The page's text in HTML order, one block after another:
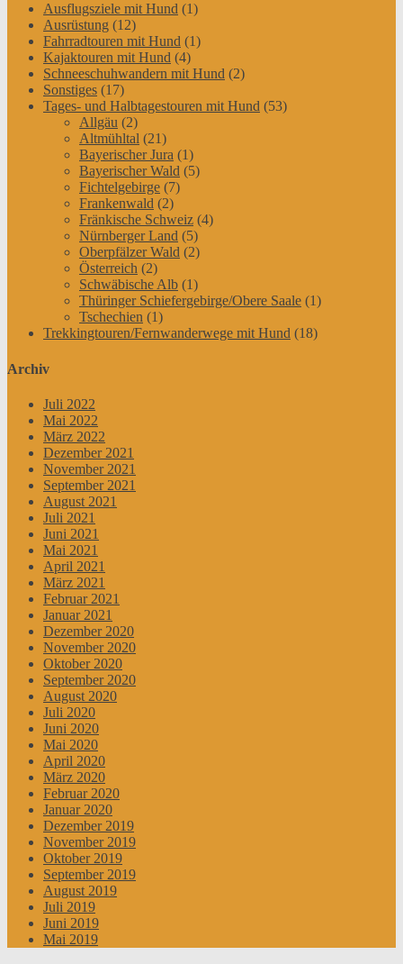
Ausflugsziele mit Hund (1)
Ausrüstung (12)
Fahrradtouren mit Hund (1)
Kajaktouren mit Hund (4)
Schneeschuhwandern mit Hund (2)
Sonstiges (17)
Tages- und Halbtagestouren mit Hund (53)
Allgäu (2)
Altmühltal (21)
Bayerischer Jura (1)
Bayerischer Wald (5)
Fichtelgebirge (7)
Frankenwald (2)
Fränkische Schweiz (4)
Nürnberger Land (5)
Oberpfälzer Wald (2)
Österreich (2)
Schwäbische Alb (1)
Thüringer Schiefergebirge/Obere Saale (1)
Tschechien (1)
Trekkingtouren/Fernwanderwege mit Hund (18)
Archiv
Juli 2022
Mai 2022
März 2022
Dezember 2021
November 2021
September 2021
August 2021
Juli 2021
Juni 2021
Mai 2021
April 2021
März 2021
Februar 2021
Januar 2021
Dezember 2020
November 2020
Oktober 2020
September 2020
August 2020
Juli 2020
Juni 2020
Mai 2020
April 2020
März 2020
Februar 2020
Januar 2020
Dezember 2019
November 2019
Oktober 2019
September 2019
August 2019
Juli 2019
Juni 2019
Mai 2019